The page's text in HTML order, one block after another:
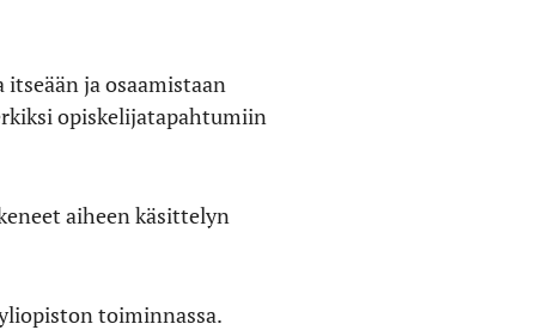
ja osaamistaan
opiskelijatapahtumiin
aiheen käsittelyn
toiminnassa.